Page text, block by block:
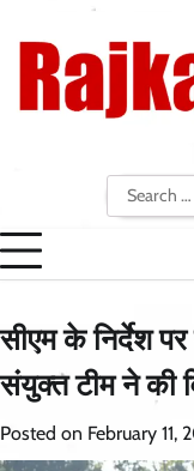
content
Search
for:
सीएम के निर्देश
संयुक्त टीम ने की
Posted on February 11,